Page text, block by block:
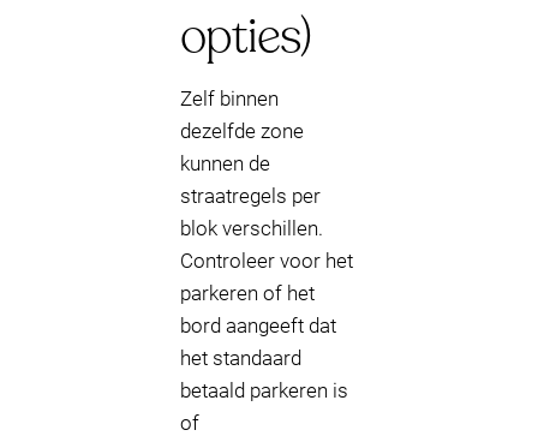
opties)
Zelf binnen
dezelfde zone
kunnen de
straatregels per
blok verschillen.
Controleer voor het
parkeren of het
bord aangeeft dat
het standaard
betaald parkeren is
of